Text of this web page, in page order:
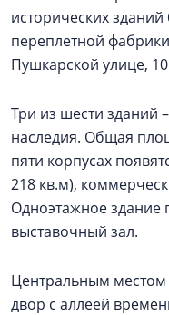
исторических
переплетной
Пушкарской улице,
Три из шести зданий
наследия. Общая
пяти корпусах
218 кв.м),
Одноэтажное здание
выставочный зал.
Центральным местом
двор с аллеей